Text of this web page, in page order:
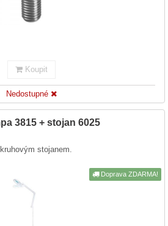
Koupit
Nedostupné
3815 + stojan 6025
stojanem.
Doprava ZDARMA!